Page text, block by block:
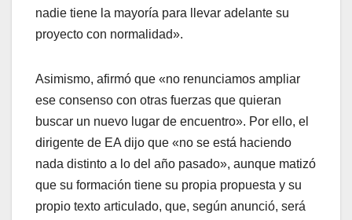
nadie tiene la mayorí­a para llevar adelante su
proyecto con normalidad».
Asimismo, afirmó que «no renunciamos ampliar
ese consenso con otras fuerzas que quieran
buscar un nuevo lugar de encuentro». Por ello, el
dirigente de EA dijo que «no se está haciendo
nada distinto a lo del año pasado», aunque matizó
que su formación tiene su propia propuesta y su
propio texto articulado, que, según anunció, será